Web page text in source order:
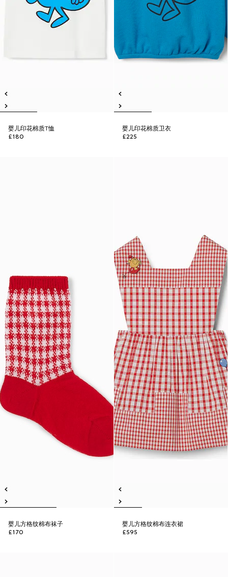
婴儿印花棉质T恤
£180
婴儿印花棉质卫衣
£225
婴儿方格纹棉布袜子
£170
婴儿方格纹棉布连衣裙
£595